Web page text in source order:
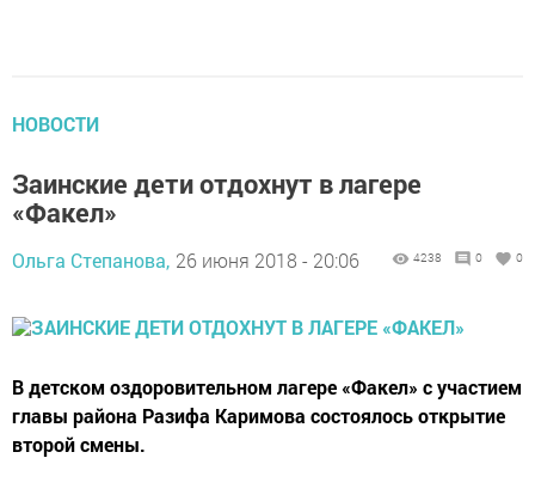
НОВОСТИ
Заинские дети отдохнут в лагере
«Факел»
Ольга Степанова, 26 июня 2018 - 20:06 4238 0 0
В детском оздоровительном лагере «Факел» с участием
главы района Разифа Каримова состоялось открытие
второй смены.